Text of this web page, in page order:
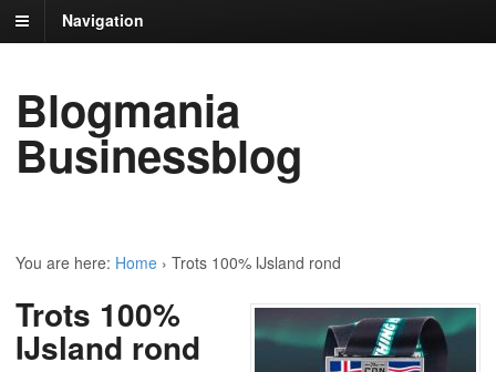
Navigation
Blogmania
Businessblog
You are here: Home › Trots 100% IJsland rond
Trots 100%
IJsland rond